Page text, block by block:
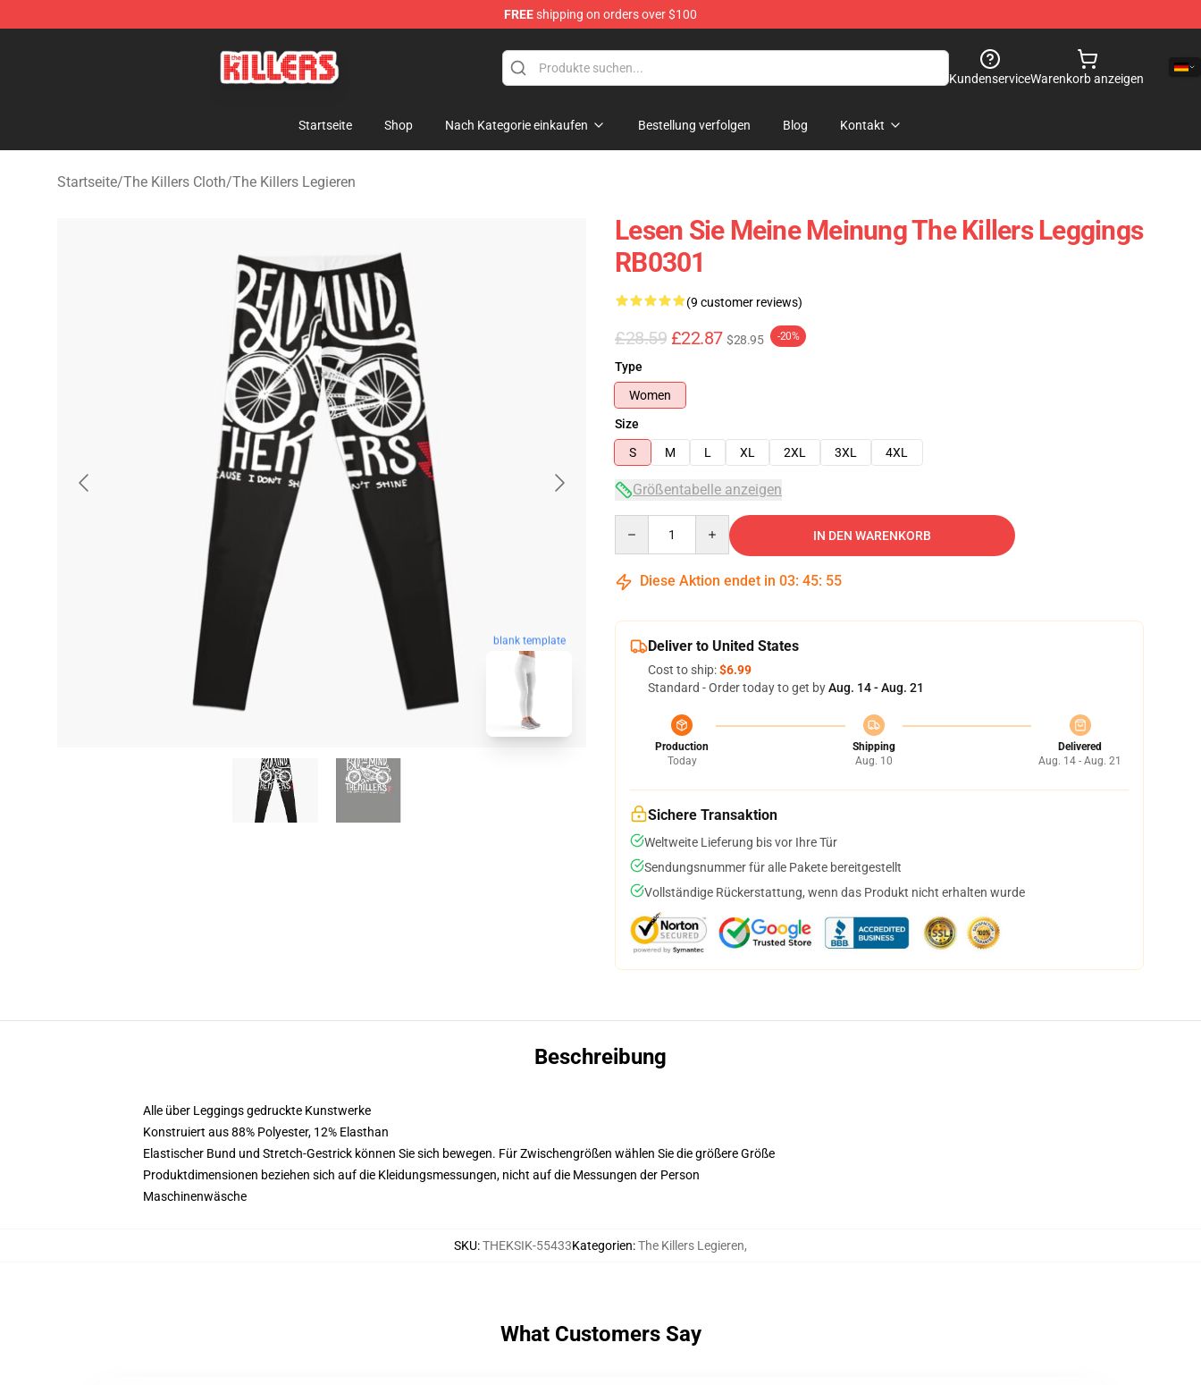
FREEshipping on orders over $100
KundenserviceWarenkorb anzeigen
Startseite Shop Nach Kategorie einkaufen Bestellung verfolgen Blog Kontakt
Startseite/The Killers Cloth/The Killers Legieren
blank template
Lesen Sie Meine Meinung The Killers Leggings
RB0301
(9 customer reviews)
£28.59 £22.87 $28.95 -20%
Type
Women
Size
S
M L XL 2XL 3XL 4XL
Größentabelle anzeigen
IN DEN WARENKORB
Diese Aktion endet in 03: 45: 54
Deliver to United States
Cost to ship:$6.99
Standard - Order today to get byAug. 14 - Aug. 21
Production
Today
Shipping
Aug. 10
Delivered
Aug. 14 - Aug. 21
Sichere Transaktion
Weltweite Lieferung bis vor Ihre Tür
Sendungsnummer für alle Pakete bereitgestellt
Vollständige Rückerstattung, wenn das Produkt nicht erhalten wurde
Beschreibung
Alle über Leggings gedruckte Kunstwerke
Konstruiert aus 88% Polyester, 12% Elasthan
Elastischer Bund und Stretch-Gestrick können Sie sich bewegen. Für Zwischengrößen wählen Sie die größere Größe
Produktdimensionen beziehen sich auf die Kleidungsmessungen, nicht auf die Messungen der Person
Maschinenwäsche
SKU:THEKSIK-55433Kategorien:The Killers Legieren,
What Customers Say